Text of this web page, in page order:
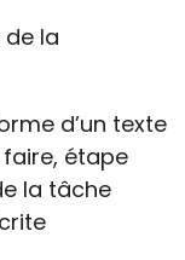
la
d’un texte
étape
la tâche